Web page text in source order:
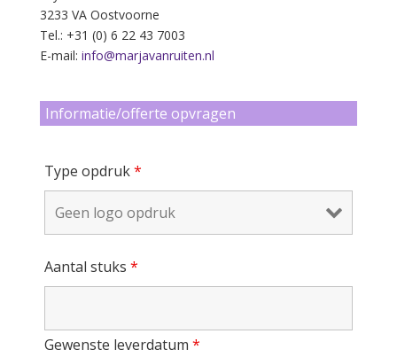
3233 VA Oostvoorne
Tel.: +31 (0) 6 22 43 7003
E-mail: info@marjavanruiten.nl
Informatie/offerte opvragen
Type opdruk*
Aantal stuks *
Gewenste leverdatum *